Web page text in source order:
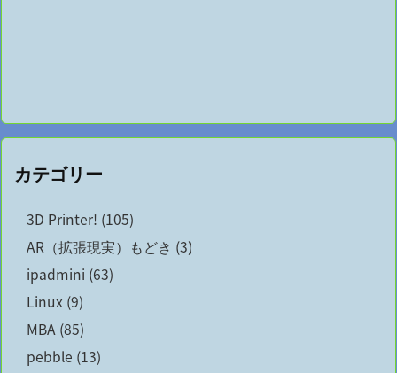
カテゴリー
3D Printer! (105)
AR（拡張現実）もどき (3)
ipadmini (63)
Linux (9)
MBA (85)
pebble (13)